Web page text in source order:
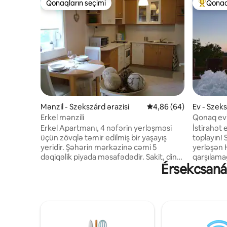
Qonaqların seçimi
Qonaqların seçimi
Mənzil - Szekszárd ərazisi Ortalama reytinq
4,86 (64)
Erkel mənzili
Erkel Apartmanı, 4 nəfərin yerləşməsi
üçün zövqlə təmir edilmiş bir yaşayış
yeridir. Şəhərin mərkəzinə cəmi 5
dəqiqəlik piyada məsafədədir. Sakit, dinc
kiçik küçədə yerləşir, bütün gün pulsuz
park imkanı var. Mətbəx və yemək otağı
bişirmək və paltar yumaq imkanı yoxdur.
Ev -
Qonaq
İstirahət
toplayın!
yerləşən
əhatə
və